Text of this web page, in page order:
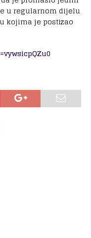
u regularnom dijelu
kojima je postizao